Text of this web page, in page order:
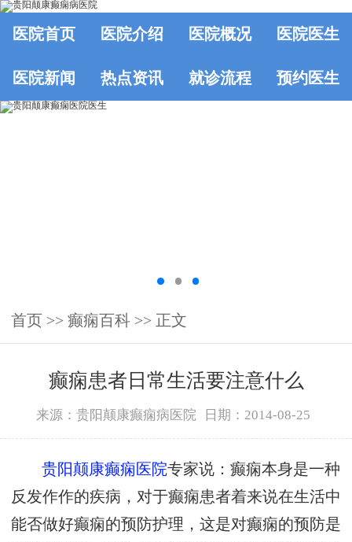
医院首页 医院介绍 医院概况 医院医生
医院新闻 热点资讯 就诊流程 预约医生
首页 >> 癫痫百科 >> 正文
癫痫患者日常生活要注意什么
来源：贵阳颠康癫痫病医院 日期：2014-08-25
贵阳颠康癫痫医院专家说：癫痫本身是一种
反发作作的疾病，对于癫痫患者着来说在生活中
能否做好癫痫的预防护理，这是对癫痫的预防是